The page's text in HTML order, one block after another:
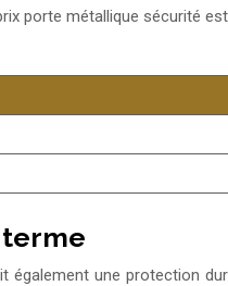
porte métallique sécurité
une protection